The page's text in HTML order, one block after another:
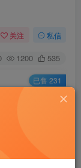
关注 私信
1200 535
已售 231